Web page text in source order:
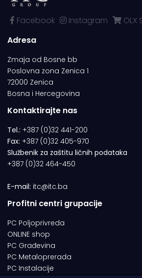
Facebook Instagram
OLX
Adresa
Zmaja od Bosne bb
Poslovna zona Zenica 1
72000 Zenica
Bosna i Hercegovina
Kontaktirajte nas
Tel.: +387 (0)32 441-200
Fax: +387 (0)32 405-970
Službenik za zaštitu ličnih podataka
+387 (0)32 464-450
E-mail: itc@itc.ba
Profitni centri grupacije
PC Poljoprivreda
ONLINE shop
PC Građevina
PC Metaloprerada
PC Instalacije